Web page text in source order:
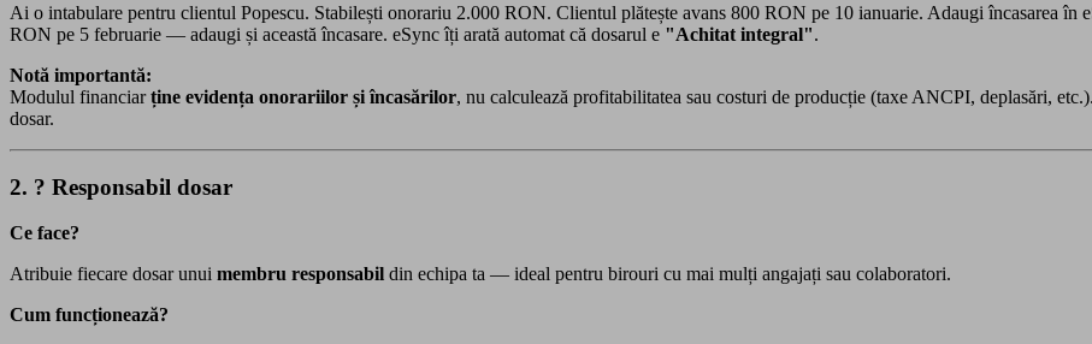
Ai o intabulare pentru clientul Popescu. Stabilești onorariu 2.000 RON. Clientul plătește avans 800 RON pe 10 ianuarie. Adaugi încasarea în
RON pe 5 februarie — adaugi și această încasare. eSync îți arată automat că dosarul e "Achitat integral".
Notă importantă:
Modulul financiarține evidența onorariilor și încasărilor, nu calculează profitabilitatea sau costuri de producție (taxe ANCPI, deplasări,
dosar.
2. ? Responsabil dosar
Ce face?
Atribuie fiecare dosar unui membru responsabil din echipa ta — ideal pentru birouri cu mai mulți angajați sau colaboratori.
Cum funcționează?